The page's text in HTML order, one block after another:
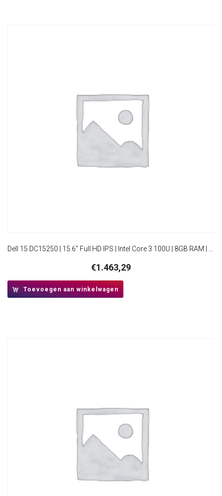
€1.463,29
Toevoegen aan winkelwagen